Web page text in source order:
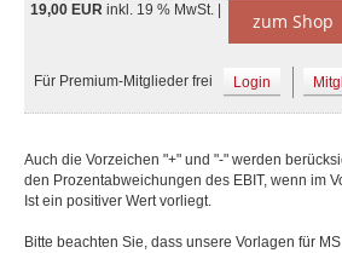
19,00 EUR inkl. 19 % MwSt. | zum Shop
Für Premium-Mitglieder frei Login
Auch die Vorzeichen "+" und "-" werden
den Prozentabweichungen des EBIT, wenn im
Ist ein positiver Wert vorliegt.
Bitte beachten Sie, dass unsere Vorlagen für